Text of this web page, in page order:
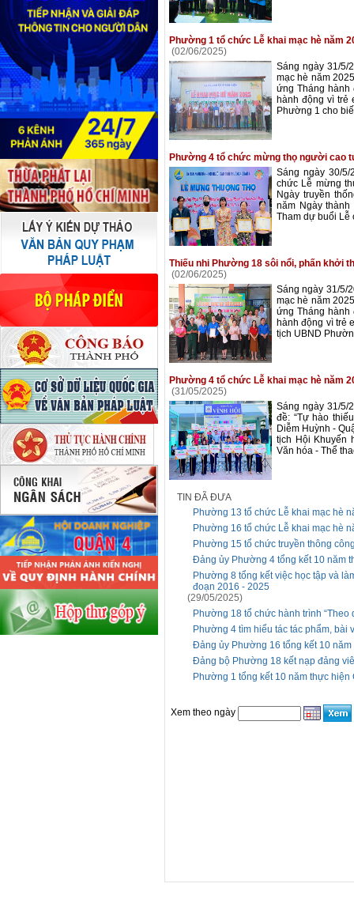
Phường 1 tổ chức Lễ khai mạc hè năm
(02/06/2025)
Sáng ngày 31/5/
mạc hè năm
ứng Tháng hành
hành động vì trẻ
Phường 1 cho
Phường 4 tổ chức mừng thọ người cao
Sáng ngày 30/
chức Lễ mừng
Ngày truyền
năm Ngày
Tham dự buổi Lễ
Thiếu nhi Phường 18 sôi nổi, phấn khởi
(02/06/2025)
Sáng ngày 31/5/
mạc hè năm
ứng Tháng hành
hành động vì trẻ
tịch UBND
Phường 4 tổ chức Lễ khai mạc hè năm
(31/05/2025)
Sáng ngày 31/5/
đề: “Tự hào
Diễm Huỳnh -
tịch Hội Khuyến
Văn hóa - Thể
TIN ĐÃ ĐƯA
Phường 13 tổ chức Lễ khai mạc hè
Phường 16 tổ chức Lễ khai mạc hè
Phường 15 tổ chức truyền thông
Đảng ủy Phường 4 tổng kết 10 năm
Phường 8 tổng kết việc học tập và
đoạn 2016 - 2025
(29/05/2025)
Phường 18 tổ chức hành trình “Theo
Phường 4 tìm hiểu tác tác phẩm, bài
Đảng ủy Phường 16 tổng kết 10
Đảng bộ Phường 18 kết nạp đảng
Phường 1 tổng kết 10 năm thực hiện
Xem theo ngày